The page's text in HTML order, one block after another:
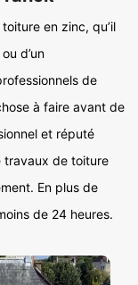
en zinc, qu’il
d’un
de
à faire avant de
et réputé
travaux de toiture
En plus de
de 24 heures.